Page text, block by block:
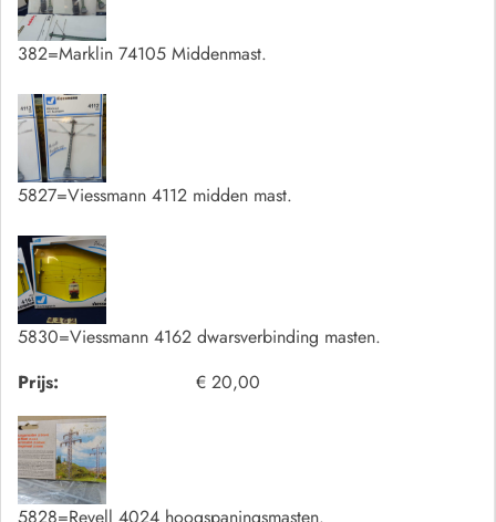
382=Marklin 74105 Middenmast.
5827=Viessmann 4112 midden mast.
5830=Viessmann 4162 dwarsverbinding masten.
Prijs:
€ 20,00